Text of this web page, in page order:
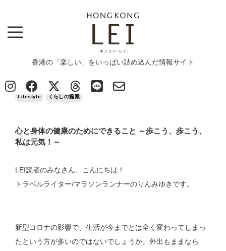
香港の「楽しい」をいっぱい詰め込んだ情報サイト
Lifestyle > 心と身体の健康のためにできること ～歩こう、歩こう、私は元気！～
Lifestyle くらしの提案
心と身体の健康のためにできること ～歩こう、歩こう、
私は元気！～
LEI読者のみなさん、こんにちは！
トラベルライター/マラソンランナーのりんみゆきです。
新型コロナの影響で、生活が今までとは全く変わってしまっ
たという方が多いのではないでしょうか。外出もままなら